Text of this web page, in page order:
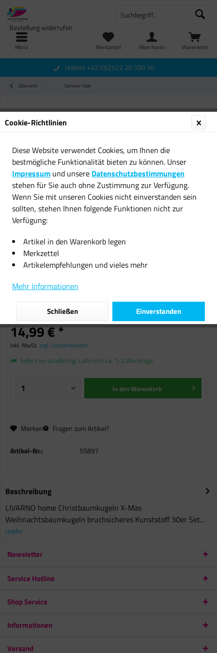
Menü Warenkorb
Merkzettel
Bestellung widerrufen
Mein Konto
Hotline +43 (0)2522 20 100 30
Übersicht Sommer-Sale
LIVARNO home Christbaumkugeln
X-Mas Weihnachtsbaumkugeln
bruchsicheres Kunststoff 30er Set
14,99 € *
inkl. MwSt. zzgl. Versandkosten
Sofort versandfertig, Lieferzeit ca. 1-2 Werktage
In denWarenkorb
Merken Fragen zum Artikel?
Artikel-Nr.: 55897
Beschreibung
LIVARNO home Christbaumkugeln X-Mas
Weihnachtsbaumkugeln bruchsicheres Kunststoff 30er Set...
mehr
Newsletter
Service Hotline
Shop Service
Informationen
Versand
Cookie-Richtlinien
Diese Website verwendet Cookies, um Ihnen die
bestmögliche Funktionalität bieten zu können. Unser
Impressum und unsere Datenschutzbestimmungen
stehen für Sie auch ohne Zustimmung zur Verfügung.
Wenn Sie mit unseren Cookies nicht einverstanden sein
sollten, stehen Ihnen folgende Funktionen nicht zur
Verfügung:
Artikel in den Warenkorb legen
Merkzettel
Artikelempfehlungen und vieles mehr
Mehr Informationen
Einverstanden
Schließen